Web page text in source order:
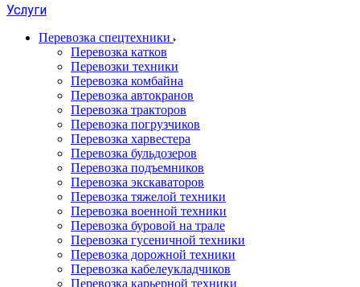
Услуги
Перевозка спецтехники
Перевозка катков
Перевозки техники
Перевозка комбайна
Перевозка автокранов
Перевозка тракторов
Перевозка погрузчиков
Перевозка харвестера
Перевозка бульдозеров
Перевозка подъемников
Перевозка экскаваторов
Перевозка тяжелой техники
Перевозка военной техники
Перевозка буровой на трале
Перевозка гусеничной техники
Перевозка дорожной техники
Перевозка кабелеукладчиков
Перевозка карьерной техники